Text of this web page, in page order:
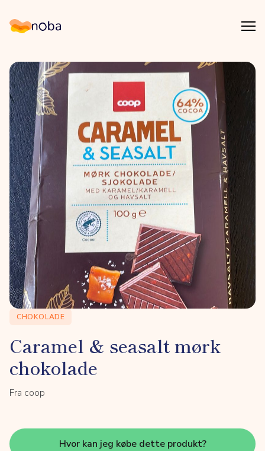
Noba
CHOKOLADE
Caramel & seasalt mørk
chokolade
Fra coop
Hvor kan jeg købe dette produkt?